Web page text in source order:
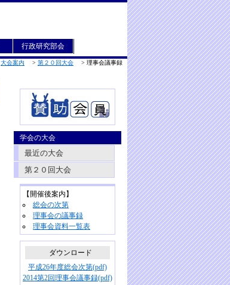
行政研究部会
大会案内 > 第２０回大会 > 理事会議事録
学会の大会
最近の大会
第２０回大会
【開催後案内】
総会の次第
理事会の議事録
理事会資料一覧表
ダウンロード
平成26年度総会次第(pdf)
2014第2回理事会議事録(pdf)